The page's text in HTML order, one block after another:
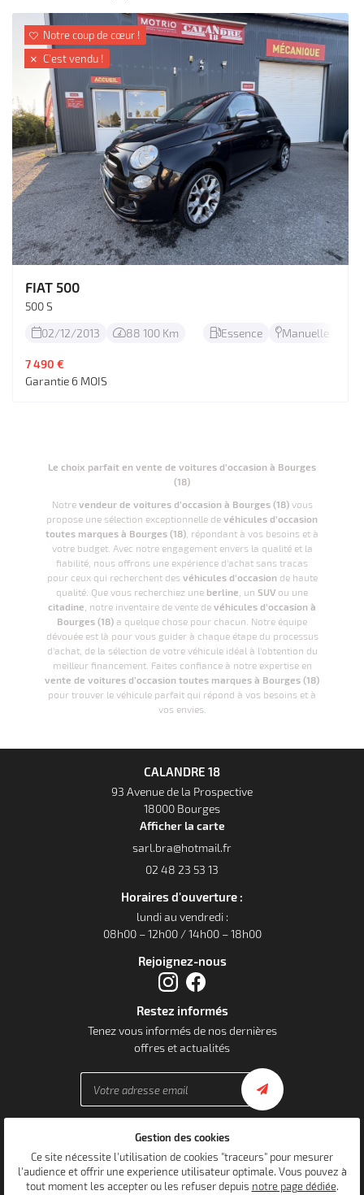
 Notre coup de cœur !
 C'est vendu !
FIAT 500
500 S
02/12/2013 88 100 Km Essence Manuelle
7 490 €
Garantie 6 MOIS
Le choix parfait en vente de voitures d'occasion à Bourges
(18)
Notre vendeur de voitures d'occasion à Bourges (18)vous
propose une sélection exceptionnelle de véhicules d'occasion
toutes marques à Bourges (18) , répondant à vos besoins et à
votre budget. Avec notre engagement envers la qualité et la
fiabilité, nous offrons une expérience d'achat sans tracas
pour ceux qui recherchent des véhicules d'occasion de haute
qualité. Que vous recherchiez une berline , un SUV ou une
citadine , notre inventaire de vente de véhicules d'occasion à
Bourges (18) a quelque chose pour chacun. Notre équipe
dévouée est là pour vous guider à chaque étape du processus
d'achat, de la sélection de votre véhicule idéal à l'obtention du
meilleur financement. Faites confiance à notre expertise en
vente de voitures d’occasion toutes marques à Bourges (18)
pour trouver le véhicule parfait qui répond à vos besoins et à
vos envies.
CALANDRE 18
93 Avenue de la Prospective
18000 Bourges
Afficher la carte
02 48 23 53 13
Horaires d'ouverture :
lundi au vendredi :
08h00 – 12h00 / 14h00 – 18h00
Rejoignez-nous
Restez informés
Tenez vous informés de nos dernières
offres et actualités
Mentions Légales
Conditions générales d'utilisation
Politique de confidentialité
Gestion des cookies
Gestion des cookies
Ce site nécessite l'utilisation de cookies "traceurs" pour mesurer
l'audience et offrir une experience utilisateur optimale. Vous pouvez à
tout moment les accepter ou les refuser depuis notre page dédiée.